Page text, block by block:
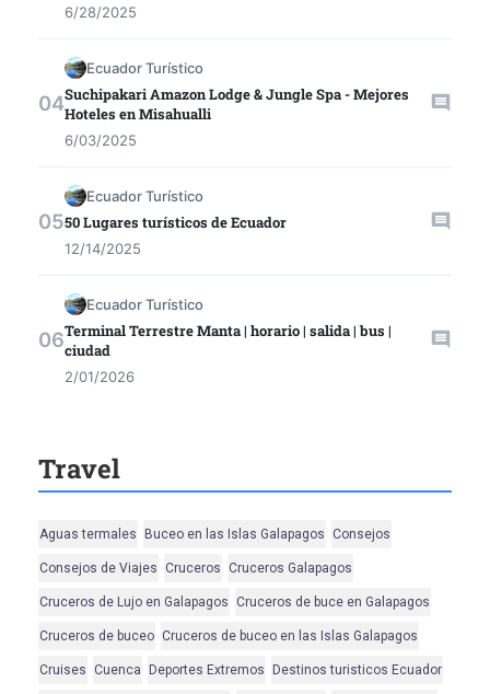
6/28/2025
Ecuador Turístico
Suchipakari Amazon Lodge & Jungle Spa - Mejores
Hoteles en Misahualli
6/03/2025
Ecuador Turístico
50 Lugares turísticos de Ecuador
12/14/2025
Ecuador Turístico
Terminal Terrestre Manta | horario | salida | bus |
ciudad
2/01/2026
Travel
Aguas termales Buceo en las Islas Galapagos Consejos
Consejos de Viajes Cruceros Cruceros Galapagos
Cruceros de Lujo en Galapagos Cruceros de buce en Galapagos
Cruceros de buceo Cruceros de buceo en las Islas Galapagos
Cruises Cuenca Deportes Extremos Destinos turisticos Ecuador